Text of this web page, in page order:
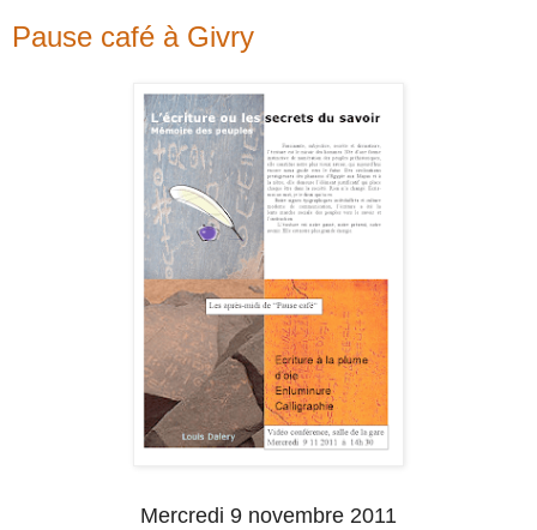
Pause café à Givry
Mercredi 9 novembre 2011